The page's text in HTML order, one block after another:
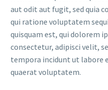
aut odit aut fugit, sed quia
qui ratione voluptatem
quisquam est, qui dolorem
consectetur, adipisci velit,
tempora incidunt ut labore
quaerat voluptatem.